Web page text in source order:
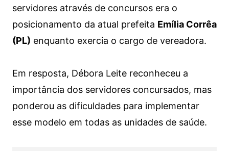
servidores através de concursos era o
posicionamento da atual prefeita Emília Corrêa
(PL) enquanto exercia o cargo de vereadora.
Em resposta, Débora Leite reconheceu a
importância dos servidores concursados, mas
ponderou as dificuldades para implementar
esse modelo em todas as unidades de saúde.